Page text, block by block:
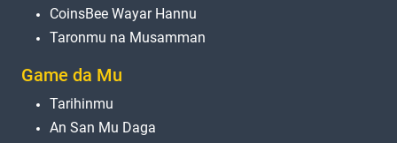
CoinsBee Wayar Hannu
Taronmu na Musamman
Game da Mu
Tarihinmu
An San Mu Daga